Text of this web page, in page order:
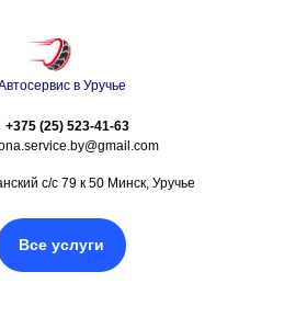
в Уручье
+375 (25) 523-41-63
с/с 79 к 50 Минск, Уручье
Все услуги